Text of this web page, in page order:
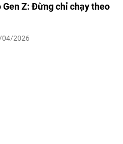
Gen Z: Đừng chỉ chạy theo
04/2026